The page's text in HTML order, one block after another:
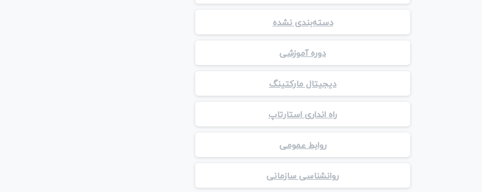
دسته‌بندی نشده
دوره آموزشی
دیجیتال مارکتینگ
راه انداری استارتاپ
روابط عمومی
روانشناسی سازمانی